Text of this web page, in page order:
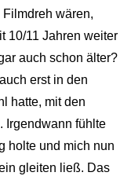
wären,
10/11 Jahren weiter
auch schon älter?
erst in den
hatte, mit den
Irgendwann fühlte
holte und mich nun
gleiten ließ. Das